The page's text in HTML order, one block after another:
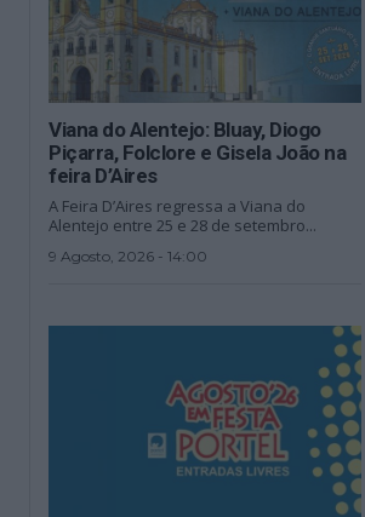
Viana do Alentejo: Bluay, Diogo
Piçarra, Folclore e Gisela João na
feira D’Aires
A Feira D’Aires regressa a Viana do
Alentejo entre 25 e 28 de setembro...
9 Agosto, 2026 - 14:00